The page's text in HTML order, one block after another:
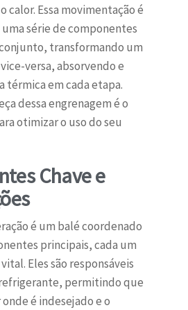
calor. Essa movimentação é
uma série de componentes
transformando um
versa, absorvendo e
térmica em cada etapa.
dessa engrenagem é o
otimizar o uso do seu
Chave e
é um balé coordenado
principais, cada um
Eles são responsáveis
permitindo que
é indesejado e o